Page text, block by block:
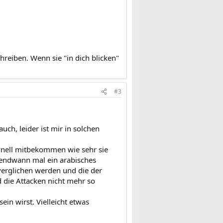
Wenn sie "in dich blicken"
#3
leider ist mir in solchen
mitbekommen wie sehr sie
mal ein arabisches
werden und die der
Attacken nicht mehr so
wirst. Vielleicht etwas